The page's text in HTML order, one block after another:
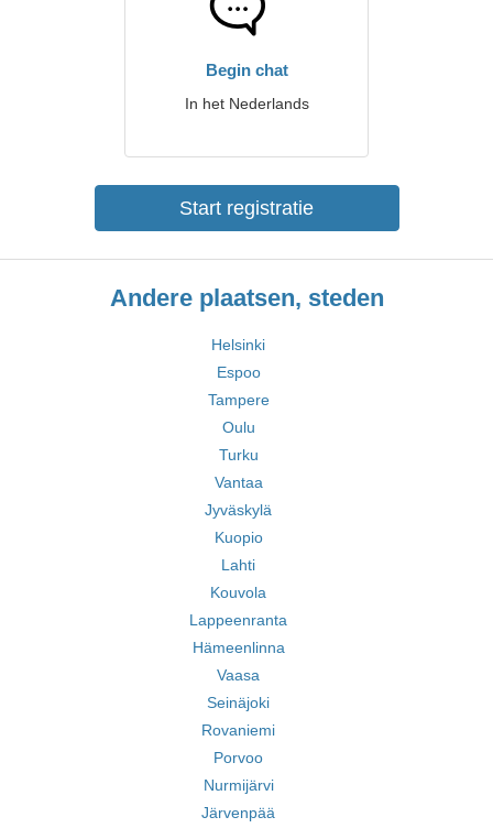
Begin chat
In het Nederlands
Start registratie
Andere plaatsen, steden
Helsinki
Espoo
Tampere
Oulu
Turku
Vantaa
Jyväskylä
Kuopio
Lahti
Kouvola
Lappeenranta
Hämeenlinna
Vaasa
Seinäjoki
Rovaniemi
Porvoo
Nurmijärvi
Järvenpää